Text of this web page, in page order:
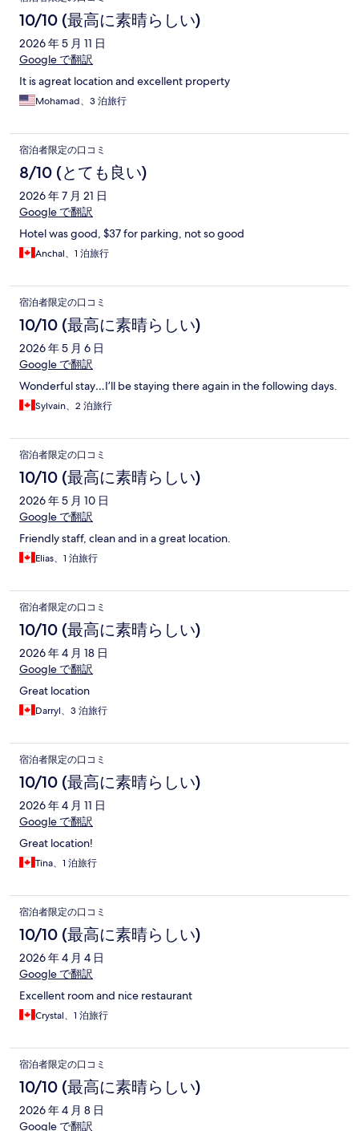
10/10 (最高に素晴らしい)
2026 年 5 月 11 日
Google で翻訳
It is agreat location and excellent property
Mohamad、3 泊旅行
宿泊者限定の口コミ
8/10 (とても良い)
2026 年 7 月 21 日
Google で翻訳
Hotel was good, $37 for parking, not so good
Anchal、1 泊旅行
宿泊者限定の口コミ
10/10 (最高に素晴らしい)
2026 年 5 月 6 日
Google で翻訳
Wonderful stay…I’ll be staying there again in the following days.
Sylvain、2 泊旅行
宿泊者限定の口コミ
10/10 (最高に素晴らしい)
2026 年 5 月 10 日
Google で翻訳
Friendly staff, clean and in a great location.
Elias、1 泊旅行
宿泊者限定の口コミ
10/10 (最高に素晴らしい)
2026 年 4 月 18 日
Google で翻訳
Great location
Darryl、3 泊旅行
宿泊者限定の口コミ
10/10 (最高に素晴らしい)
2026 年 4 月 11 日
Google で翻訳
Great location!
Tina、1 泊旅行
宿泊者限定の口コミ
10/10 (最高に素晴らしい)
2026 年 4 月 4 日
Google で翻訳
Excellent room and nice restaurant
Crystal、1 泊旅行
宿泊者限定の口コミ
10/10 (最高に素晴らしい)
2026 年 4 月 8 日
Google で翻訳